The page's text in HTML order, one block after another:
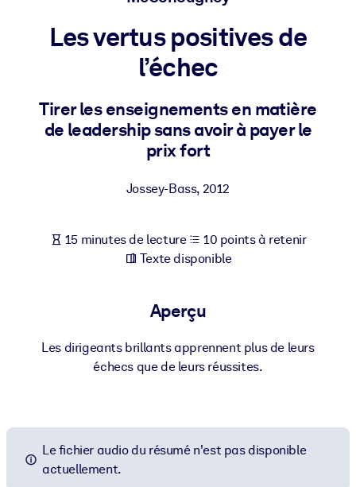
Intégrez des connaissances vérifiées et concises dans votre
LMS/LXP pour de meilleurs résultats d'apprentissage.
Pour bibliothèques d'entreprise
commerciales fiables et prêtes à l'emploi.
Alimentez vos systèmes d'IA avec des connaissances fiables et
structurées pour améliorer les résultats.
Les vertus positives de
l’échec
Tirer les enseignements en matière
de leadership sans avoir à payer le
prix fort
Jossey-Bass, 2012
15 minutes de lecture
10 points à retenir
Texte disponible
Aperçu
Les dirigeants brillants apprennent plus de leurs
échecs que de leurs réussites.
Le fichier audio du résumé n'est pas disponible
actuellement.